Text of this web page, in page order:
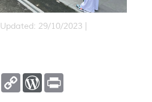
Updated: 29/10/2023 |
E
m
C
W